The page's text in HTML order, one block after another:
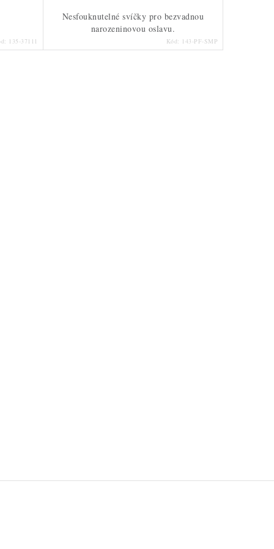
135-37111
Nesfouknutelné svíčky pro bezvadnou
narozeninovou oslavu.
Kód: 143-PF-SMP